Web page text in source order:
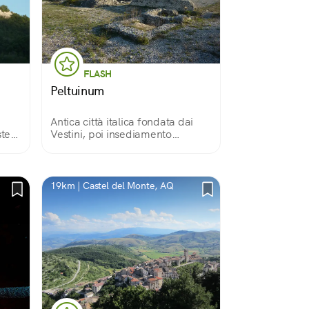
FLASH
Peltuinum
Antica città italica fondata dai
Vestini, poi insediamento
19km | Castel del Monte, AQ